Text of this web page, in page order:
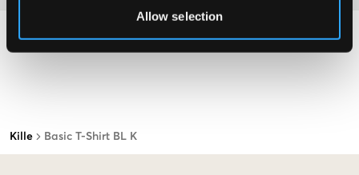
Allow selection
Kille Basic T-Shirt BL K